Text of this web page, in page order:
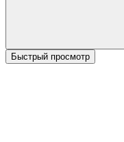
Быстрый просмотр